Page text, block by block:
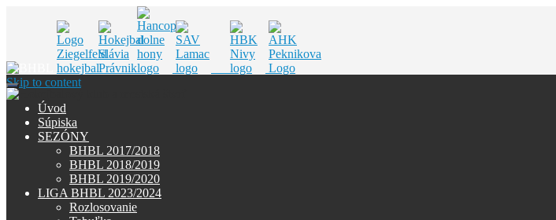
Skip to content
Úvod
Súpiska
SEZÓNY
BHBL 2017/2018
BHBL 2018/2019
BHBL 2019/2020
LIGA BHBL 2023/2024
Rozlosovanie